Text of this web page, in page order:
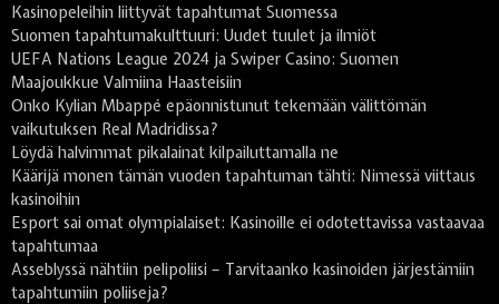
Kasinopeleihin liittyvät tapahtumat Suomessa
Suomen tapahtumakulttuuri: Uudet tuulet ja ilmiöt
UEFA Nations League 2024 ja Swiper Casino: Suomen
Maajoukkue Valmiina Haasteisiin
Onko Kylian Mbappé epäonnistunut tekemään välittömän
vaikutuksen Real Madridissa?
Löydä halvimmat pikalainat kilpailuttamalla ne
Käärijä monen tämän vuoden tapahtuman tähti: Nimessä viittaus
kasinoihin
Esport sai omat olympialaiset: Kasinoille ei odotettavissa vastaavaa
tapahtumaa
Asseblyssä nähtiin pelipoliisi – Tarvitaanko kasinoiden järjestämiin
tapahtumiin poliiseja?